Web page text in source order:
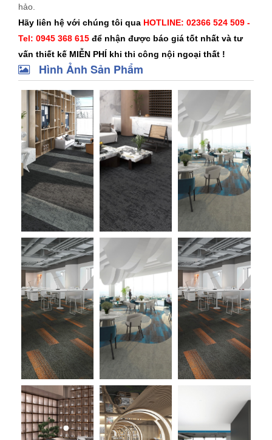
hảo.
Hãy liên hệ với chúng tôi qua HOTLINE: 02366 524 509 -
Tel: 0945 368 615 để nhận được báo giá tốt nhất và tư
vấn thiết kế MIỄN PHÍ khi thi công nội ngoại thất !
Hình Ảnh Sản Phẩm